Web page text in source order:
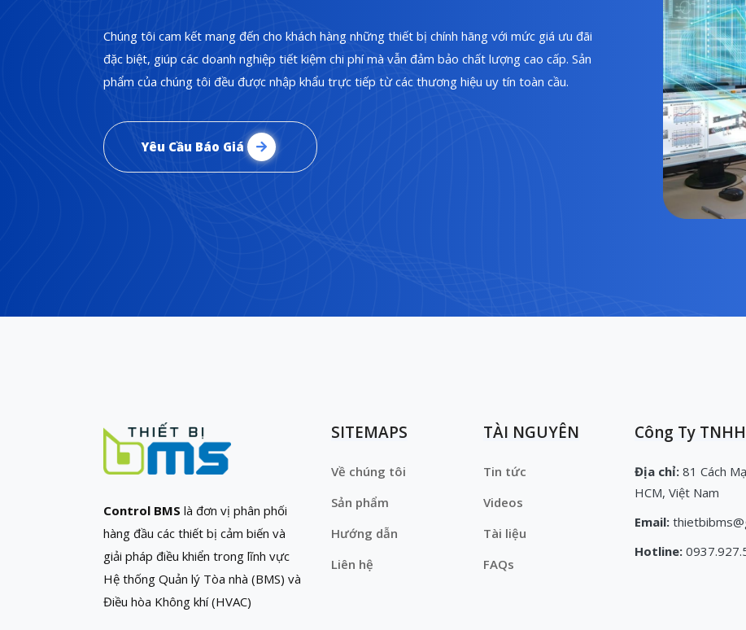
Chúng tôi cam kết mang đến cho khách hàng những thiết bị chính hãng với mức giá ưu đãi
đặc biệt, giúp các doanh nghiệp tiết kiệm chi phí mà vẫn đảm bảo chất lượng cao cấp. Sản
phẩm của chúng tôi đều được nhập khẩu trực tiếp từ các thương hiệu uy tín toàn cầu.
Yêu Cầu Báo Giá
Control BMS là đơn vị phân phối
hàng đầu các thiết bị cảm biến và
giải pháp điều khiển trong lĩnh vực
Hệ thống Quản lý Tòa nhà (BMS) và
Điều hòa Không khí (HVAC)
SITEMAPS
Về chúng tôi
Sản phẩm
Hướng dẫn
Liên hệ
TÀI NGUYÊN
Tin tức
Videos
Tài liệu
FAQs
Công Ty
Địa chỉ: 81 Cách
HCM, Việt Nam
Email:
Hotline: